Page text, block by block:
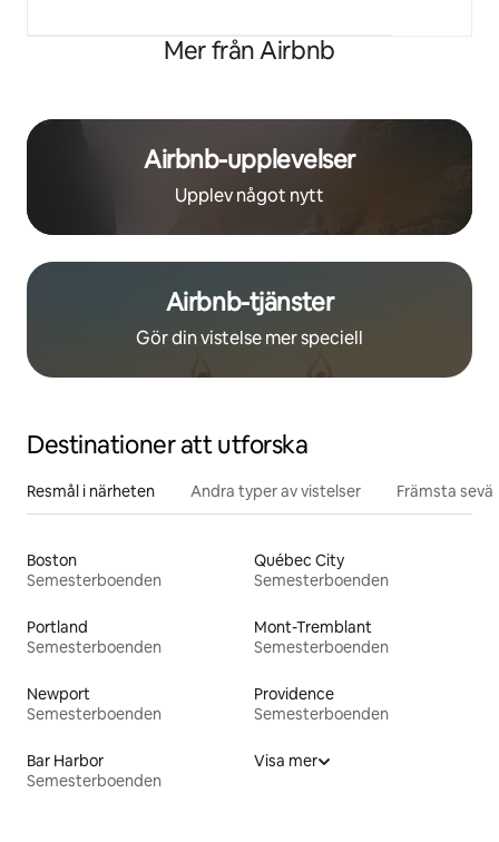
Mer från Airbnb
Airbnb-upplevelser
Upplev något nytt
Airbnb-tjänster
Gör din vistelse mer speciell
Destinationer att utforska
Resmål i närheten Andra typer av vistelser Främsta
Boston
Semesterboenden
Québec City
Semesterboenden
Portland
Semesterboenden
Mont-Tremblant
Semesterboenden
Newport
Semesterboenden
Providence
Semesterboenden
Bar Harbor
Semesterboenden
Visa mer